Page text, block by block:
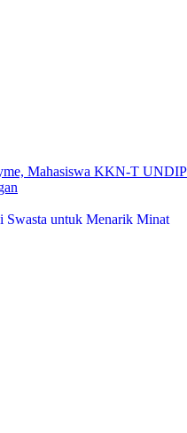
Mahasiswa KKN-T UNDIP